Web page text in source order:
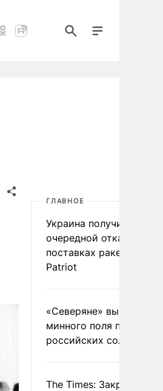
ГЛАВНОЕ
Украина получила
очередной отказ в
поставках ракет для
Patriot
«Северяне» вывели с
минного поля пленных
российских солдат
The Times: Закрытие